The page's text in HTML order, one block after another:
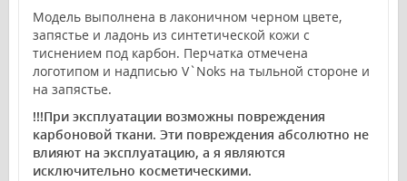
Модель выполнена в лаконичном черном цвете,
запястье и ладонь из синтетической кожи с
тиснением под карбон. Перчатка отмечена
логотипом и надписью V`Noks на тыльной стороне и
на запястье.
!!!При эксплуатации возможны повреждения
карбоновой ткани. Эти повреждения абсолютно не
влияют на эксплуатацию, а я являются
исключительно косметическими.